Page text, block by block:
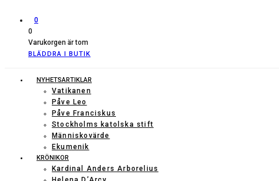
0
0
Varukorgen är tom
BLÄDDRA I BUTIK
NYHETSARTIKLAR
Vatikanen
Påve Leo
Påve Franciskus
Stockholms katolska stift
Människovärde
Ekumenik
KRÖNIKOR
Kardinal Anders Arborelius